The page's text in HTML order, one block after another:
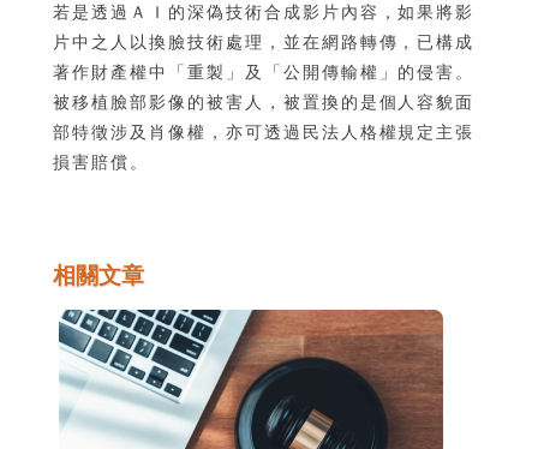
若是透過ＡＩ的深偽技術合成影片內容，如果將影
片中之人以換臉技術處理，並在網路轉傳，已構成
著作財產權中「重製」及「公開傳輸權」的侵害。
被移植臉部影像的被害人，被置換的是個人容貌面
部特徵涉及肖像權，亦可透過民法人格權規定主張
損害賠償。
相關文章